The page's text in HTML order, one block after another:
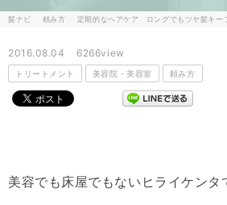
髪ナビ 頼み方 定期的なヘアケア ロングでもツヤ髪キー
2016.08.04 6266view
トリートメント 美容院・美容室 頼み方
美容でも床屋でもないヒライケンタ